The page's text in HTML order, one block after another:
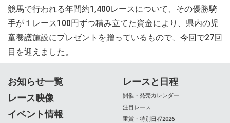
競馬で行われる年間約1,400レースについて、その優勝騎
手が１レース100円ずつ積み立てた資金により、県内の児
童養護施設にプレゼントを贈っているもので、今回で27回
目を迎えました。
お知らせ一覧
レース映像
イベント情報
レースと日程
開催・発売カレンダー
注目レース
重賞・特別日程2026